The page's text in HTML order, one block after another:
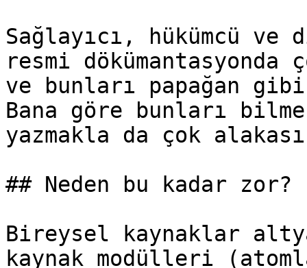
Sağlayıcı, hükümcü
resmi dökümantasyonda
ve bunları papağan
Bana göre bunları
yazmakla da çok
## Neden bu kadar zor?
Bireysel kaynaklar
kaynak modülleri